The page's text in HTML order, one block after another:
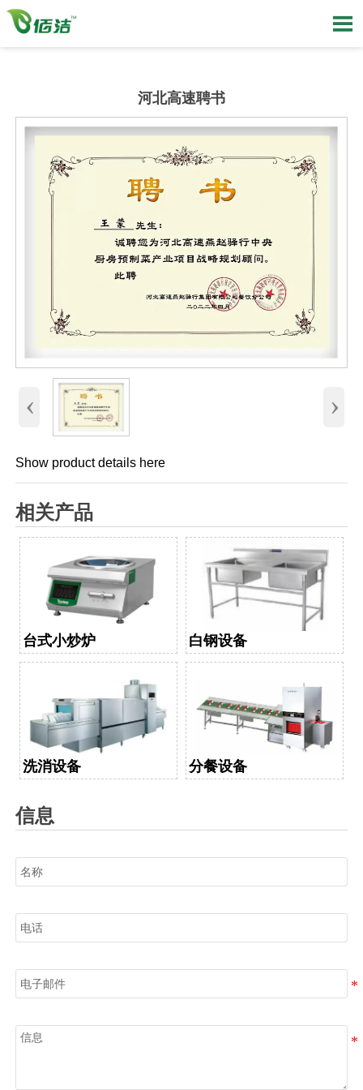

河北高速聘书
‹ ›
Show product details here
相关产品
台式小炒炉 白钢设备
洗消设备 分餐设备
信息